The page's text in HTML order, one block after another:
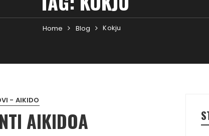
Home Blog Kokju
- AIKIDO
AIKIDOA